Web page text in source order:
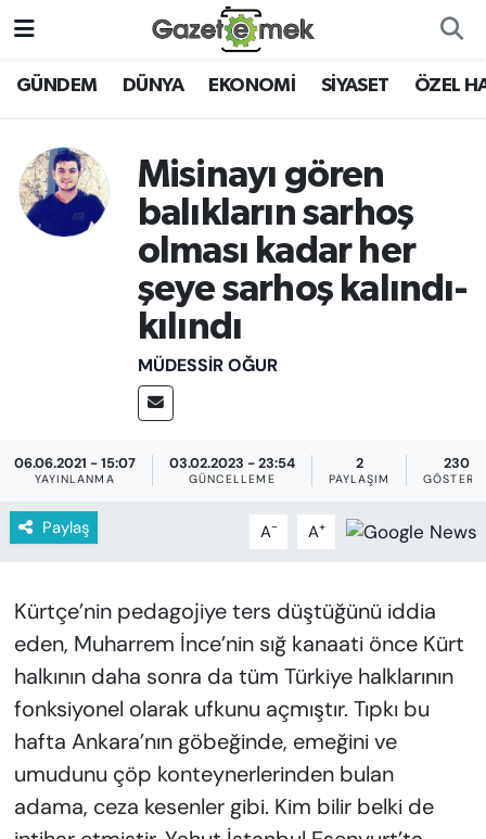
GÜNDEM DÜNYA EKONOMİ SİYASET ÖZEL
Misinayı gören
balıkların sarhoş
olması kadar her
şeye sarhoş kalındı-
kılındı
MÜDESSIR OĞUR
06.06.2021 - 15:07
YAYINLANMA
03.02.2023 - 23:54
GÜNCELLEME
2
PAYLAŞIM
230
Paylaş A- A+
Kürtçe’nin pedagojiye ters düştüğünü iddia
eden, Muharrem İnce’nin sığ kanaati önce Kürt
halkının daha sonra da tüm Türkiye halklarının
fonksiyonel olarak ufkunu açmıştır. Tıpkı bu
hafta Ankara’nın göbeğinde, emeğini ve
umudunu çöp konteynerlerinden bulan
adama, ceza kesenler gibi. Kim bilir belki de
DÜNYA
EMEK HABERLERİ
YENİ MEDYADA EMEK
GAZETECİLİĞİNİ GELİŞTİRMEK
FAYDALI BİLGİLER
GÜNDEM
SAĞLIK
SPOR
KÜLTÜR-SANAT
MAGAZİN
ÖZEL HABER
YAZAR KÖŞESİ
Nöbetçi Eczaneler
İstanbul Namaz Vakitleri
Trafik Durumu
Süper Lig Puan Durumu ve Fikstür
Tüm Manşetler
Son Dakika Haberleri
Haber Arşivi